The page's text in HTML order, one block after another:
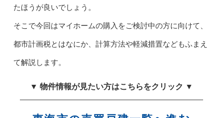
たほうが良いでしょう。
そこで今回はマイホームの購入をご検討中の方に向けて、
都市計画税とはなにか、計算方法や軽減措置などもふまえ
て解説します。
▼ 物件情報が見たい方はこちらをクリック ▼